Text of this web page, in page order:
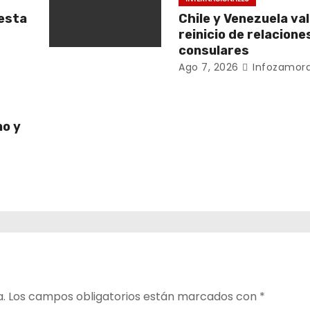
Chile y Venezuela
reinicio de
consulares
Ago 7, 2026
y
Los campos obligatorios están marcados con *